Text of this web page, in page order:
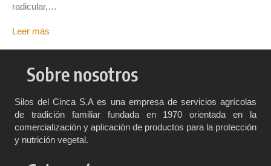
radicular,…
Leer más
Sobre nosotros
Silos del Cinca S.A es una empresa de servicios agrícolas
de tradición familiar fundada en 1970 orientada en la
comercialización y aplicación de productos para la protección
y nutrición vegetal.